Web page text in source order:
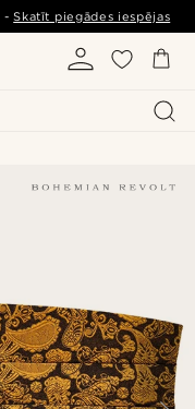
-Skatīt piegādes iespējas